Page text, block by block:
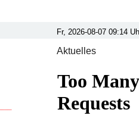
Aktuelles